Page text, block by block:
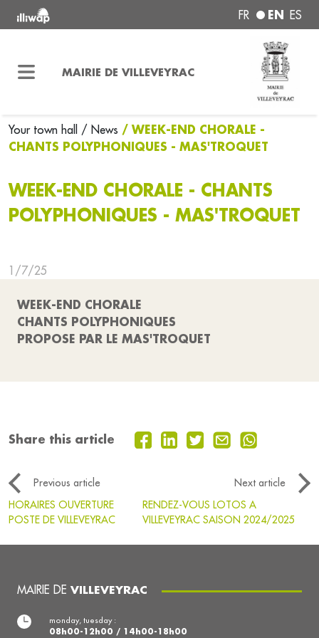
FR EN ES
MAIRIE DE VILLEVEYRAC
Your town hall / News / WEEK-END CHORALE -
CHANTS POLYPHONIQUES - MAS'TROQUET
WEEK-END CHORALE - CHANTS
POLYPHONIQUES - MAS'TROQUET
1/7/25
WEEK-END CHORALE
CHANTS POLYPHONIQUES
PROPOSE PAR LE MAS'TROQUET
Share this article
Previous article
Next article
HORAIRES OUVERTURE
POSTE DE VILLEVEYRAC
RENDEZ-VOUS LOTOS A
VILLEVEYRAC SAISON 2024/2025
MAIRIE DE VILLEVEYRAC
monday, tuesday :
08h00-12h00 / 14h00-18h00